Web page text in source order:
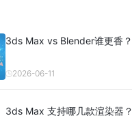
3ds Max vs Blender谁更香？
2026-06-11
3ds Max 支持哪几款渲染器？